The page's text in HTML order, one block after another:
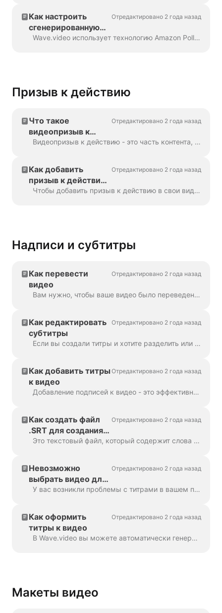
Как настроить
сгенерированную
речь с помощью
Отредактировано 2 года назад
Wave.video использует технологию Amazon Polly для генерации аудиодорожек из текста. Иногда результат по умолчанию не является безупречным, и вы можете захотеть настроить...
Призыв к действию
Что такое
видеопризыв к
действию?
Отредактировано 2 года назад
Видеопризыв к действию - это часть контента, побуждающая зрителя совершить определенное действие после просмотра вашего видео. Это может быть (но ...
Как добавить
призыв к действию
в видео
Отредактировано 2 года назад
Чтобы добавить призыв к действию в свои видео в Wave.video, нажмите на надпись "Добавить призыв к действию" на временной шкале. Он будет доступен в ...
Надписи и субтитры
Как перевести
видео
Отредактировано 2 года назад
Вам нужно, чтобы ваше видео было переведено на несколько языков? Мы справимся с этой задачей! Примечание: здесь мы используем автоматические субтитры. Ваш месячный лимит...
Как редактировать
субтитры
Отредактировано 2 года назад
Если вы создали титры и хотите разделить или объединить их, воспользуйтесь функцией "Разделить титры" или клавишами Enter и Backspace. Используя эти оп...
Как добавить титры
к видео
Отредактировано 2 года назад
Добавление подписей к видео - это эффективный способ привлечь больше зрителей и повысить вовлеченность в ваш контент. С помощью Wave.video вы можете легко добавить автоматические ка...
Как создать файл
.SRT для создания
титров
Отредактировано 2 года назад
Это текстовый файл, который содержит слова и фразы, произнесенные в видео. Такие файлы можно использовать вместе с видеофайлами или онлайн-видеоплеерами, чтобы пров...
Невозможно
выбрать видео для
субтитров
Отредактировано 2 года назад
У вас возникли проблемы с титрами в вашем проекте? Давайте разберемся с этим! Прежде всего, давайте убедимся, что ваше видео загружено полностью ...
Как оформить
титры к видео
Отредактировано 2 года назад
В Wave.video вы можете автоматически генерировать титры для своих видео или загружать файлы .srt или .vtt. После добавления титров к видео вы можете стилизовать...
Макеты видео